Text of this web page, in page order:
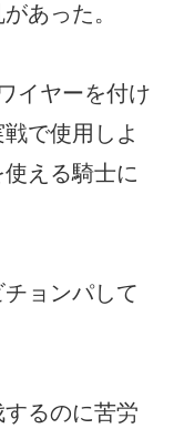
あった。
イヤーを付け
で使用しよ
える騎士に
ョンパして
るのに苦労